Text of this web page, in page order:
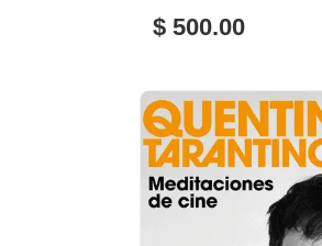
$ 500.00